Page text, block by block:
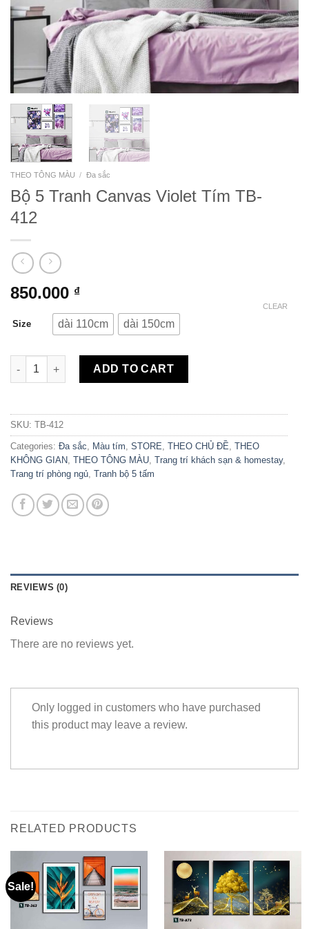
THEO TÔNG MÀU / Đa sắc
Bộ 5 Tranh Canvas Violet Tím TB-
412
850.000 ₫
Size dài 110cm dài 150cm
CLEAR
Bộ 5 Tranh Canvas Violet Tím TB-412 quantity
ADD TO CART
SKU: TB-412
Categories: Đa sắc, Màu tím, STORE, THEO CHỦ ĐỀ, THEO
KHÔNG GIAN, THEO TÔNG MÀU, Trang trí khách sạn & homestay,
Trang trí phòng ngủ, Tranh bộ 5 tấm
REVIEWS (0)
Reviews
There are no reviews yet.
Only logged in customers who have purchased
this product may leave a review.
RELATED PRODUCTS
Sale!